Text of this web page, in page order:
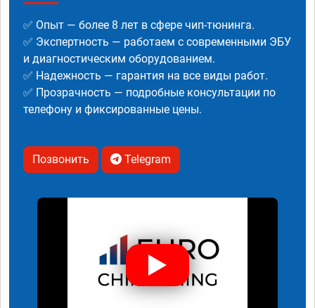
✅ Опыт — более 8 лет в сфере чип-тюнинга.
✅ Экспертность — работаем с современными ЭБУ
и диагностическим оборудованием.
✅ Надежность — гарантия на все виды работ.
✅ Прозрачность — подробные консультации по
телефону и фиксированные цены.
Позвонить Telegram